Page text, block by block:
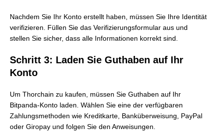
Nachdem Sie Ihr Konto erstellt haben, müssen Sie Ihre Identität
verifizieren. Füllen Sie das Verifizierungsformular aus und
stellen Sie sicher, dass alle Informationen korrekt sind.
Schritt 3: Laden Sie Guthaben auf Ihr
Konto
Um Thorchain zu kaufen, müssen Sie Guthaben auf Ihr
Bitpanda-Konto laden. Wählen Sie eine der verfügbaren
Zahlungsmethoden wie Kreditkarte, Banküberweisung, PayPal
oder Giropay und folgen Sie den Anweisungen.